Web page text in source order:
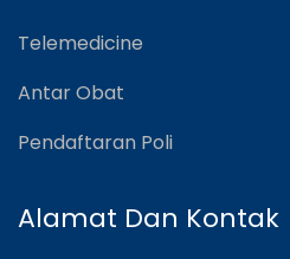
Telemedicine
Antar Obat
Pendaftaran Poli
Alamat Dan Kontak